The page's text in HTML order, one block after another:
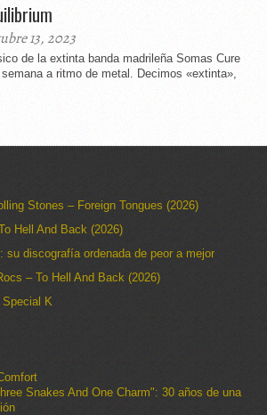
13, 2023
de la extinta banda madrileña Somas Cure
a ritmo de metal. Decimos «extinta»,
Stones – Foreign Tongues (2026)
Hell And Back (2026)
su discografía ordenada de peor a mejor
– To Hell And Back (2026)
Special K
Snakes And One Charm": 30 años de una